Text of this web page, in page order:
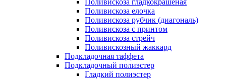
Поливискоза гладкокрашеная
Поливискоза елочка
Поливискоза рубчик (диагональ)
Поливискоза с принтом
Поливискоза стрейч
Поливискозный жаккард
Подкладочная таффета
Подкладочный полиэстер
Гладкий полиэстер